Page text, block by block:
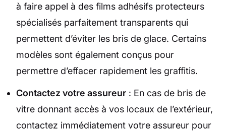
à faire appel à des films adhésifs protecteurs
spécialisés parfaitement transparents qui
permettent d’éviter les bris de glace. Certains
modèles sont également conçus pour
permettre d’effacer rapidement les graffitis.
Contactez votre assureur : En cas de bris de
vitre donnant accès à vos locaux de l’extérieur,
contactez immédiatement votre assureur pour